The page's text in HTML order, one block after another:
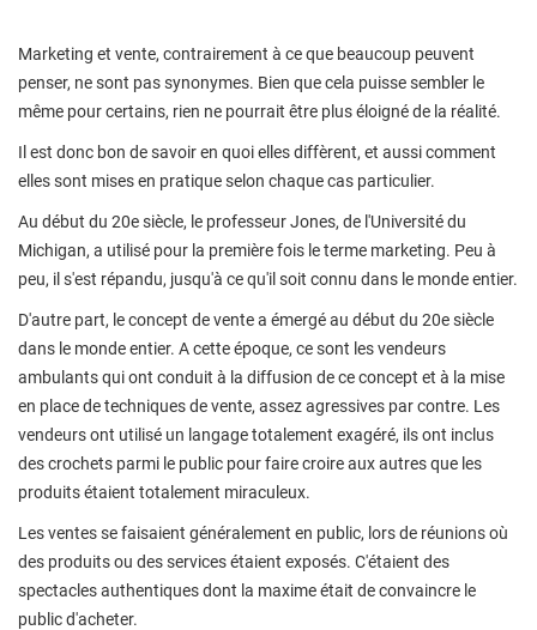
Marketing et vente, contrairement à ce que beaucoup peuvent
penser, ne sont pas synonymes. Bien que cela puisse sembler le
même pour certains, rien ne pourrait être plus éloigné de la réalité.
Il est donc bon de savoir en quoi elles diffèrent, et aussi comment
elles sont mises en pratique selon chaque cas particulier.
Au début du 20e siècle, le professeur Jones, de l'Université du
Michigan, a utilisé pour la première fois le terme marketing. Peu à
peu, il s'est répandu, jusqu'à ce qu'il soit connu dans le monde entier.
D'autre part, le concept de vente a émergé au début du 20e siècle
dans le monde entier. A cette époque, ce sont les vendeurs
ambulants qui ont conduit à la diffusion de ce concept et à la mise
en place de techniques de vente, assez agressives par contre. Les
vendeurs ont utilisé un langage totalement exagéré, ils ont inclus
des crochets parmi le public pour faire croire aux autres que les
produits étaient totalement miraculeux.
Les ventes se faisaient généralement en public, lors de réunions où
des produits ou des services étaient exposés. C'étaient des
spectacles authentiques dont la maxime était de convaincre le
public d'acheter.